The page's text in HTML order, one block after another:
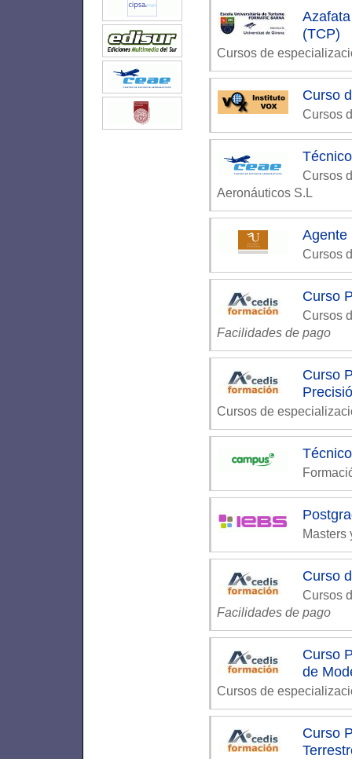
(TCP)
Cursos de
Curso
Cursos
Cursos
Aeronáuticos S.L
Agente
Cursos
Curso
Cursos
Facilidades de pago
Curso
Cursos de
Masters
Curso
Cursos
Facilidades de pago
Curso
de
Cursos de
Curso